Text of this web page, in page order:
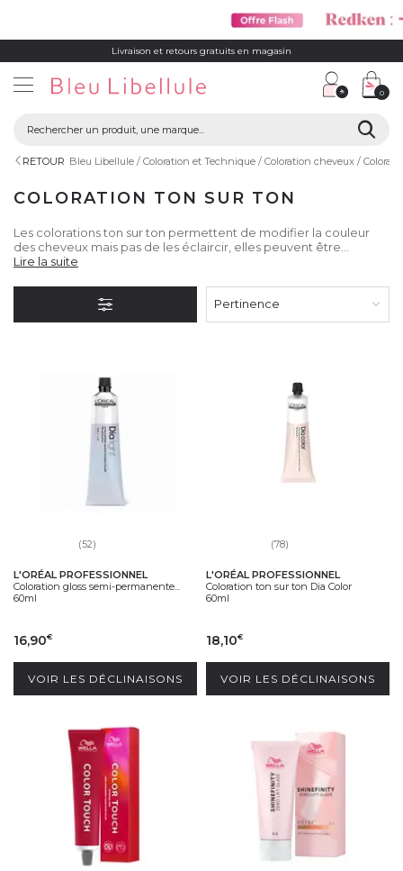
Livraison et retours gratuits en magasin
0
RETOUR Bleu Libellule Coloration et Technique Coloration cheveux
COLORATION TON SUR TON
Les colorations ton sur ton permettent de modifier la couleur
des cheveux mais pas de les éclaircir, elles peuvent être
utilisées comme une Patine, après une technique de coloration
elles sont également idéales pour camoufler les premiers
cheveux blancs.
Lire la suite
Pertinence
(52)
L'ORÉAL PROFESSIONNEL
Coloration gloss semi-permanente...
60ml
16,90€
VOIR LES DÉCLINAISONS
(78)
L'ORÉAL PROFESSIONNEL
Coloration ton sur ton Dia Color
60ml
18,10€
VOIR LES DÉCLINAISONS